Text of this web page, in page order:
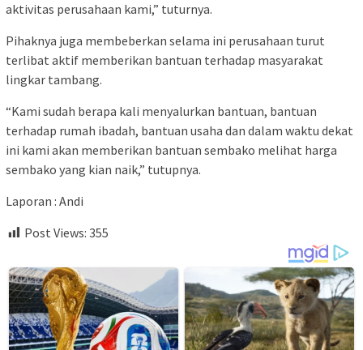
aktivitas perusahaan kami,” tuturnya.
Pihaknya juga membeberkan selama ini perusahaan turut
terlibat aktif memberikan bantuan terhadap masyarakat
lingkar tambang.
“Kami sudah berapa kali menyalurkan bantuan, bantuan
terhadap rumah ibadah, bantuan usaha dan dalam waktu dekat
ini kami akan memberikan bantuan sembako melihat harga
sembako yang kian naik,” tutupnya.
Laporan : Andi
Post Views: 355